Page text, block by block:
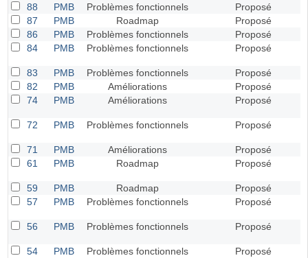
88 PMB Problèmes fonctionnels
Proposé
87
PMB Roadmap
Proposé
86
PMB Problèmes fonctionnels
Proposé
84
PMB Problèmes fonctionnels Proposé
83 PMB Problèmes fonctionnels
Proposé
82
PMB Améliorations
Proposé
74
PMB Améliorations Proposé
72 PMB Problèmes fonctionnels Proposé
71 PMB Améliorations
Proposé
61
PMB Roadmap Proposé
59 PMB Roadmap
Proposé
57
PMB Problèmes fonctionnels Proposé
56 PMB Problèmes fonctionnels Proposé
54 PMB Problèmes fonctionnels
Proposé